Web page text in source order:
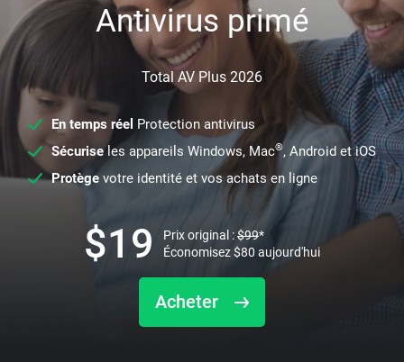
Antivirus primé
Total AV Plus 2026
En temps réel Protection antivirus
Sécuriseles appareils Windows, Mac®, Android et iOS
Protège votre identité et vos achats en ligne
Acheter
$19 Prix original :$99*
Économisez$80 aujourd'hui